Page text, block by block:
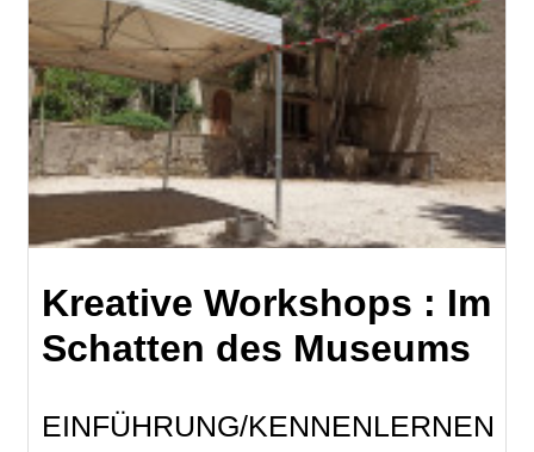
Kreative Workshops : Im
Schatten des Museums
EINFÜHRUNG/KENNENLERNEN